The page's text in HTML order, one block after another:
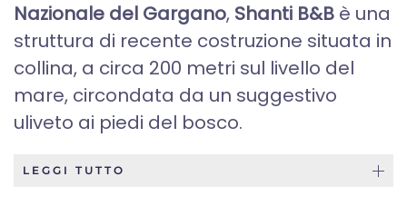
Nazionale del Gargano, Shanti B&B è una
struttura di recente costruzione situata in
collina, a circa 200 metri sul livello del
mare, circondata da un suggestivo
uliveto ai piedi del bosco.
LEGGI TUTTO